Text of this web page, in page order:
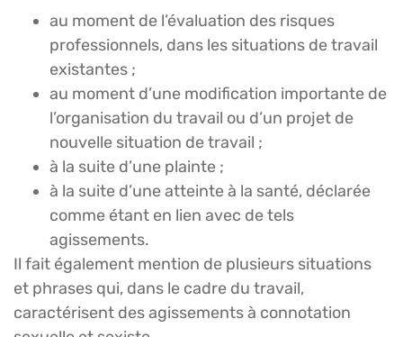
au moment de l’évaluation des risques
professionnels, dans les situations de travail
existantes ;
au moment d’une modification importante de
l’organisation du travail ou d’un projet de
nouvelle situation de travail ;
à la suite d’une plainte ;
à la suite d’une atteinte à la santé, déclarée
comme étant en lien avec de tels
agissements.
Il fait également mention de plusieurs situations
et phrases qui, dans le cadre du travail,
caractérisent des agissements à connotation